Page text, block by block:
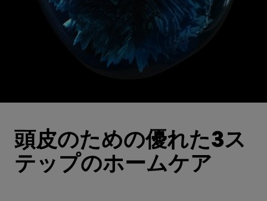
頭皮のための優れた3ス
テップのホームケア